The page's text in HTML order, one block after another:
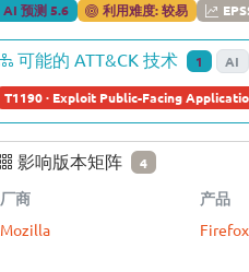
AI 预测 5.6 利用难度: 较易
可能的 ATT&CK 技术 1 AI
T1190 · Exploit Public-Facing
影响版本矩阵 4
厂商 产品
Mozilla
Firefox